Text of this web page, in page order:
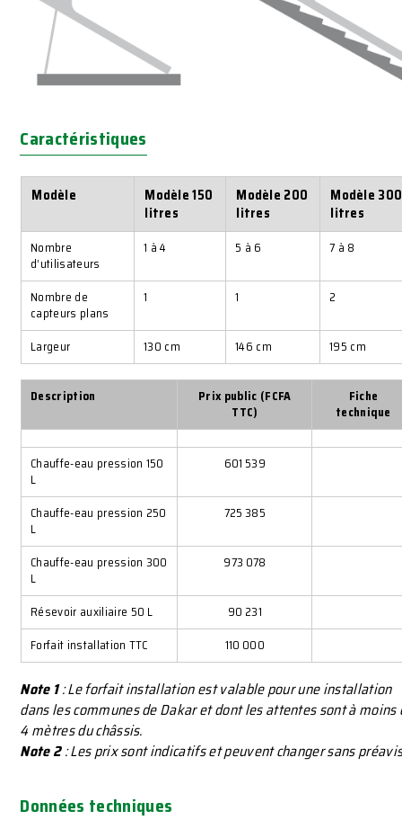
Caractéristiques
Modèle
Modèle 150
litres
Modèle 200
litres
Modèle 300
litres
Nombre
d’utilisateurs
1 à 4 5 à 6 7 à 8
Nombre de
capteurs plans
1 1 2
Largeur 130 cm 146 cm 195 cm
Description
Prix public (FCFA
TTC)
Fiche
technique
Chauffe-eau pression 150
L
601 539
Chauffe-eau pression 250
L
725 385
Chauffe-eau pression 300
L
973 078
Résevoir auxiliaire 50 L
90 231
Forfait installation TTC
110 000
Note 1: Le forfait installation est valable pour une installation
dans les communes de Dakar et dont les attentes sont à moins
4 mètres du châssis.
Note 2: Les prix sont indicatifs et peuvent changer sans
Données techniques